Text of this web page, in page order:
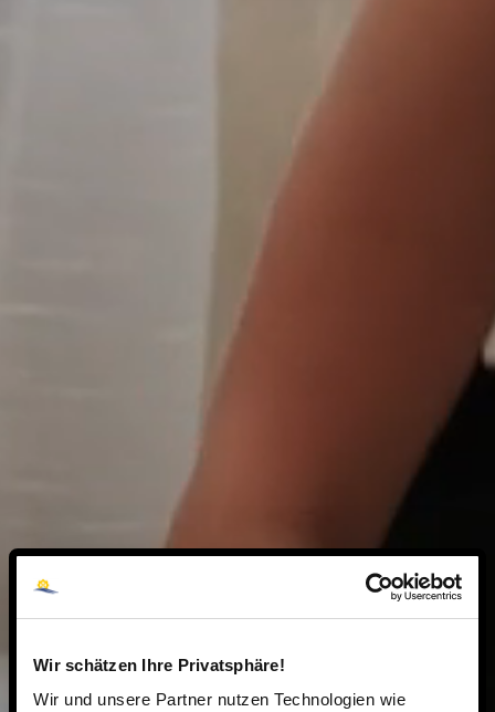
Wir schätzen Ihre Privatsphäre!
Wir und unsere Partner nutzen Technologien wie